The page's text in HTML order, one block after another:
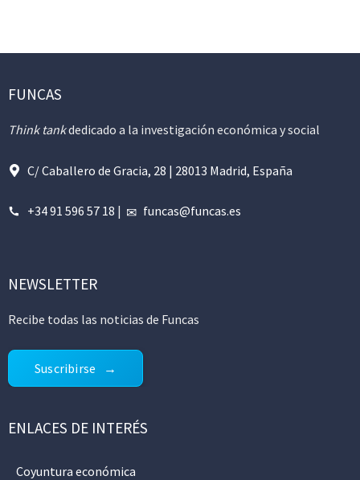
FUNCAS
Think tankdedicado a la investigación económica y social
C/ Caballero de Gracia, 28 | 28013 Madrid, España
+34 91 596 57 18 | funcas@funcas.es
NEWSLETTER
Recibe todas las noticias de Funcas
Suscribirse
ENLACES DE INTERÉS
Coyuntura económica